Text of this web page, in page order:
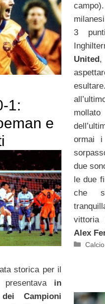
3
United,
ormai
due
le due
che
vittoria
Alex
1:
e
storica per il
in
Campioni